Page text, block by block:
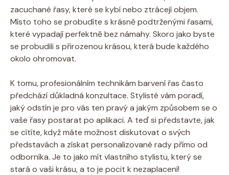
zacuchané řasy, které se kybí nebo ztrácejí objem.
Místo toho se probudíte s krásně podtrženými řasami,
které vypadají perfektně bez námahy. Skoro jako byste
se probudili s přirozenou krásou, která bude každého
okolo ohromovat.
K tomu, profesionálním technikám barvení řas často
předchází důkladná konzultace. Stylisté vám poradí,
jaký odstín je pro vás ten pravý a jakým způsobem se o
vaše řasy postarat po aplikaci. A teď si představte, jak
se cítíte, když máte možnost diskutovat o svých
představách a získat personalizované rady přímo od
odborníka. Je to jako mít vlastního stylistu, který se
stará o vaši krásu, a to je pocit k nezaplacení!